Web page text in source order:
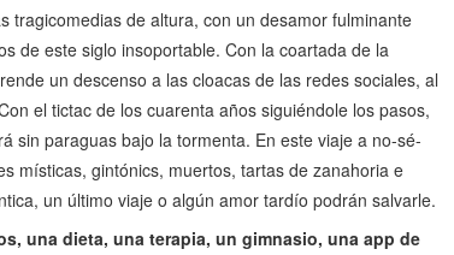
tragicomedias de altura, con un desamor fulminante
de este siglo insoportable. Con la coartada de la
un descenso a las cloacas de las redes sociales, al
el tictac de los cuarenta años siguiéndole los pasos,
sin paraguas bajo la tormenta. En este viaje a no-sé-
místicas, gintónics, muertos, tartas de zanahoria e
un último viaje o algún amor tardío podrán salvarle.
una dieta, una terapia, un gimnasio, una app de